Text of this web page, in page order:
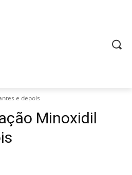
e depois
Minoxidil